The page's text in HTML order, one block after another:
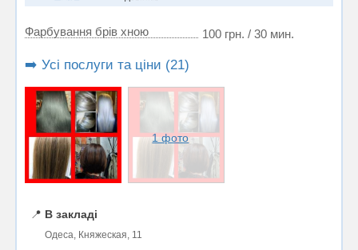
Фарбування брів хною 100 грн. / 30 мин.
➡️ Усі послуги та ціни (21)
1 фото
📍 В закладі
Одеса, Княжеская, 11